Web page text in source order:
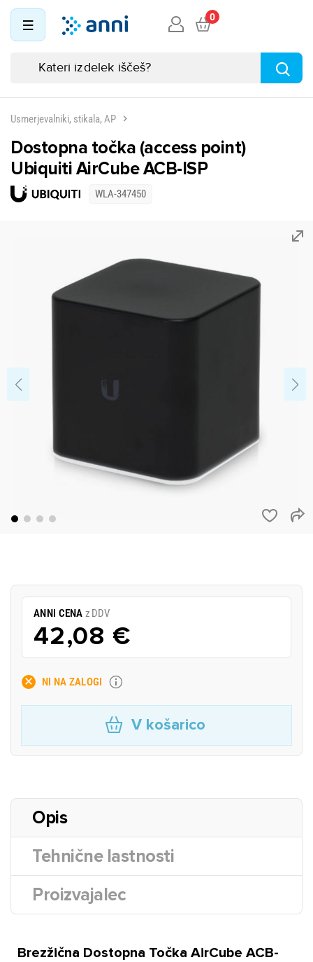
0
Usmerjevalniki, stikala, AP
Dostopna točka (access point)
Ubiquiti AirCube ACB-ISP
WLA-347450
ANNI CENA z DDV
42,08 €
NI NA ZALOGI
V košarico
Opis
Tehnične lastnosti
Proizvajalec
Brezžična Dostopna Točka AirCube ACB-